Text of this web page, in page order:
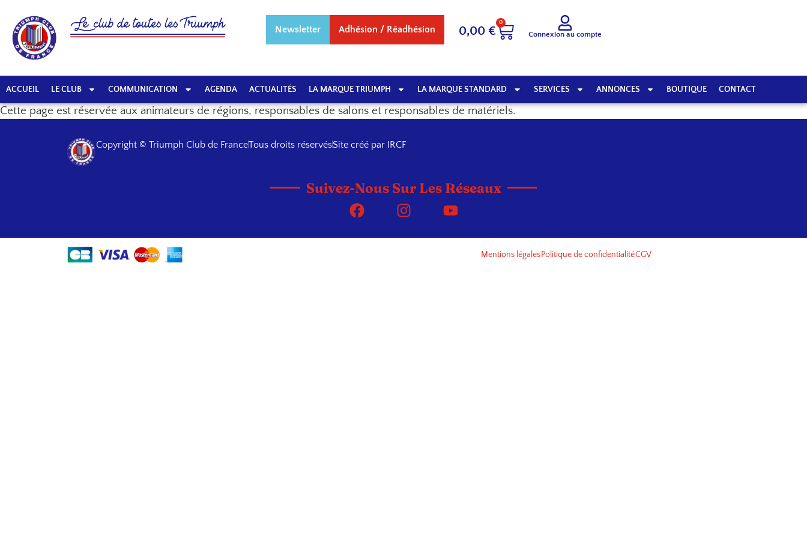
Newsletter Adhésion / Réadhésion 0,00€
0
Connexion au compte
ACCUEIL LE CLUB COMMUNICATION AGENDA ACTUALITÉS LA MARQUE TRIUMPH LA MARQUE STANDARD SERVICES ANNONCES BOUTIQUE CONTACT
Cette page est réservée aux animateurs de régions, responsables de salons et responsables de matériels.
Copyright © Triumph Club de FranceTous droits réservésSite créé par IRCF
Suivez-Nous Sur Les Réseaux
Mentions légalesPolitique de confidentialitéCGV